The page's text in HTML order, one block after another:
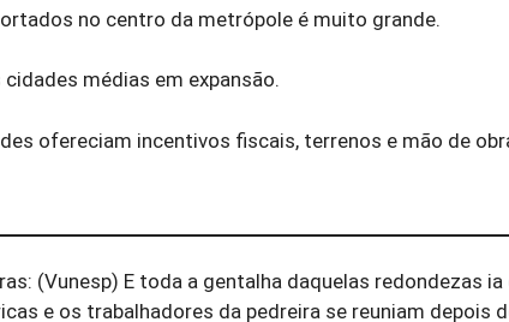
no centro da metrópole é muito grande.
médias em expansão.
ofereciam incentivos fiscais, terrenos e mão de
(Vunesp) E toda a gentalha daquelas redondezas ia
e os trabalhadores da pedreira se reuniam depois